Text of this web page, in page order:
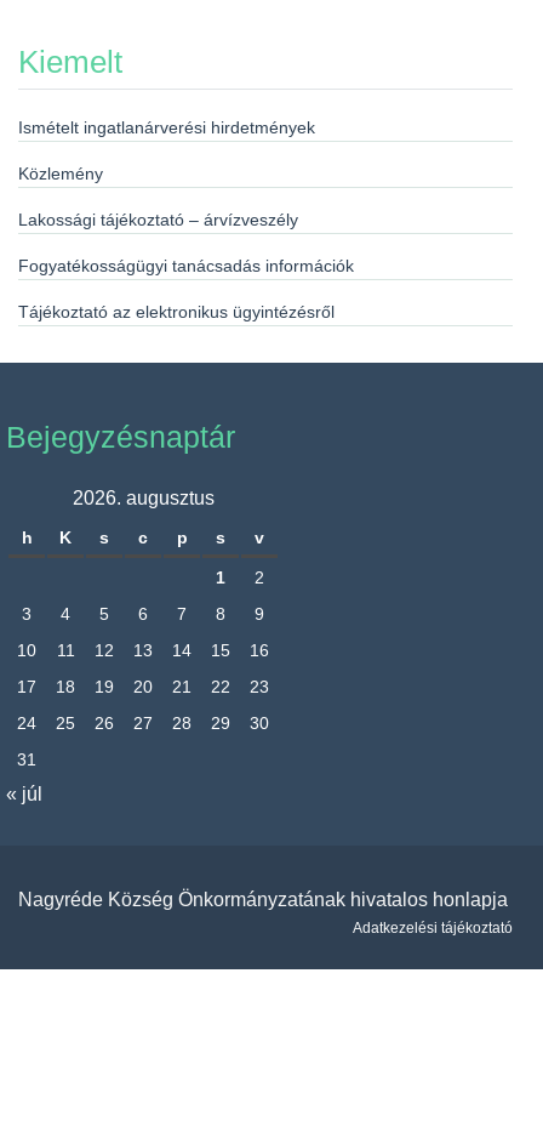
Kiemelt
Ismételt ingatlanárverési hirdetmények
Közlemény
Lakossági tájékoztató – árvízveszély
Fogyatékosságügyi tanácsadás információk
Tájékoztató az elektronikus ügyintézésről
Bejegyzésnaptár
2026. augusztus
h K s c p s v
1
2
3
4 5 6 7 8
9
10
11 12 13 14 15
16
17
18 19 20 21 22
23
24
25 26 27 28 29
30
31
« júl
Nagyréde Község Önkormányzatának hivatalos honlapja
Adatkezelési tájékoztató